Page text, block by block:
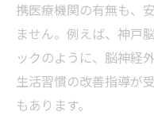
携医療機関の有無も、
ません。例えば、神戸
ックのように、脳神経
生活習慣の改善指導が
もあります。